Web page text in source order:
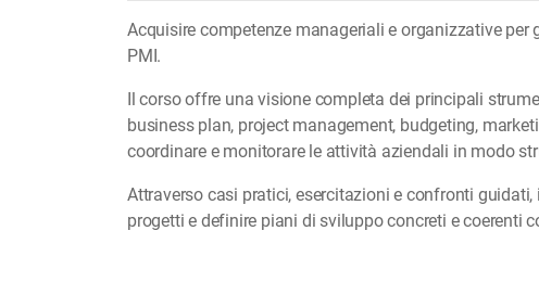
Acquisire competenze manageriali e organizzative
PMI.
Il corso offre una visione completa dei principali
business plan, project management, budgeting,
coordinare e monitorare le attività aziendali in modo
Attraverso casi pratici, esercitazioni e confronti
progetti e definire piani di sviluppo concreti e coerenti